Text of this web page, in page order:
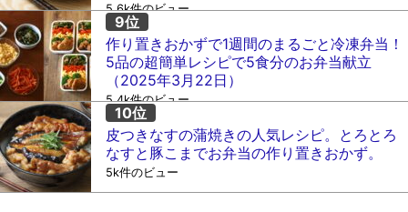
5.6k件のビュー
作り置きおかずで1週間のまるごと冷凍弁当！
5品の超簡単レシピで5食分のお弁当献立
（2025年3月22日）
5.4k件のビュー
皮つきなすの蒲焼きの人気レシピ。とろとろ
なすと豚こまでお弁当の作り置きおかず。
5k件のビュー